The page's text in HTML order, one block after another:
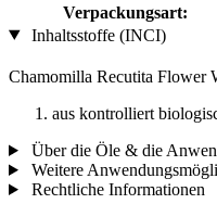
Verpackungsart:
Inhaltsstoffe (INCI)
Chamomilla Recutita Flower
aus kontrolliert
Über die Öle & die
Weitere
Rechtliche Informationen